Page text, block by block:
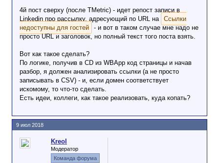
4й пост сверху (после TMetric) - идет репост записи в
Linkedin про рассылку, адресующий по URL на Ссылки
недоступны для гостей
- и вот в таком случае мне надо не
просто URL и заголовок, но полный текст того поста взять.
Вот как такое сделать?
По логике, получив в CD из WBApp код страницы и начав
разбор, я должен анализировать ссылки (а не просто
записывать в CSV) - и, если домен соответствует
искомому, то что-то сделать.
Есть идеи, коллеги, как такое реализовать, куда копать?
Kreol
Модератор
Команда форума
9 июл 2018